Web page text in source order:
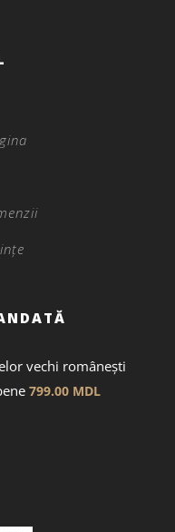
vechi românești
799.00 MDL